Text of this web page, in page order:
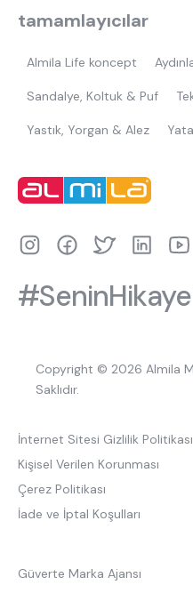
tamamlayıcılar
Almila Life koncept
Sandalye, Koltuk & Puf
Yastık, Yorgan & Alez
Copyright © 2026 Almila
Saklıdır.
İnternet Sitesi Gizlilik Politikası
Kişisel Verilen Korunması
Çerez Politikası
İade ve İptal Koşulları
Güverte Marka Ajansı